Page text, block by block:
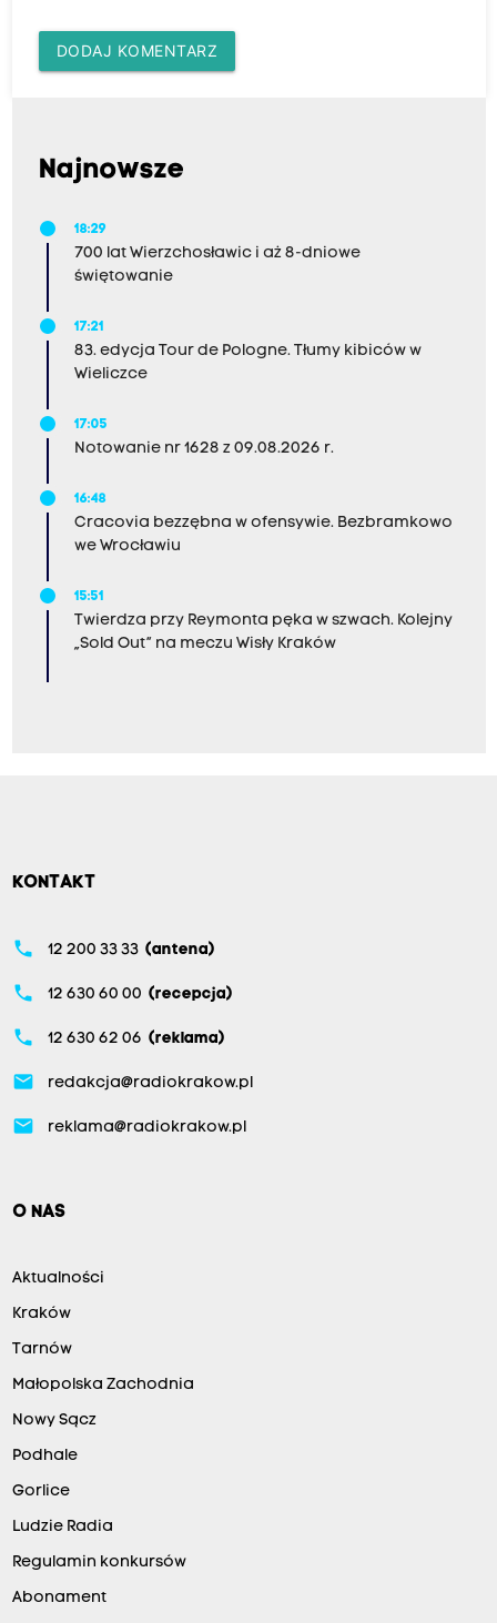
DODAJ KOMENTARZ
Najnowsze
18:29
700 lat Wierzchosławic i aż 8-dniowe
świętowanie
17:21
83. edycja Tour de Pologne. Tłumy kibiców w
Wieliczce
17:05
Notowanie nr 1628 z 09.08.2026 r.
16:48
Cracovia bezzębna w ofensywie. Bezbramkowo
we Wrocławiu
15:51
Twierdza przy Reymonta pęka w szwach. Kolejny
„Sold Out” na meczu Wisły Kraków
KONTAKT
phone 12 200 33 33 (antena)
phone 12 630 60 00 (recepcja)
phone 12 630 62 06 (reklama)
email redakcja@radiokrakow.pl
email reklama@radiokrakow.pl
O NAS
Aktualności
Kraków
Tarnów
Małopolska Zachodnia
Nowy Sącz
Podhale
Gorlice
Ludzie Radia
Regulamin konkursów
Abonament